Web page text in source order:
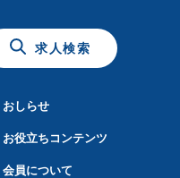
求人検索
おしらせ
お役立ちコンテンツ
会員について